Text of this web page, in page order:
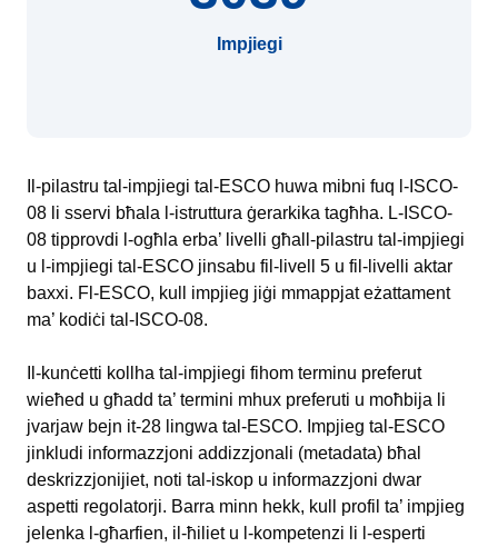
Impjiegi
Il-pilastru tal-impjiegi tal-ESCO huwa mibni fuq l-ISCO-
08 li sservi bħala l-istruttura ġerarkika tagħha. L-ISCO-
08 tipprovdi l-ogħla erba’ livelli għall-pilastru tal-impjiegi
u l-impjiegi tal-ESCO jinsabu fil-livell 5 u fil-livelli aktar
baxxi. Fl-ESCO, kull impjieg jiġi mmappjat eżattament
ma’ kodiċi tal-ISCO-08.
Il-kunċetti kollha tal-impjiegi fihom terminu preferut
wieħed u għadd ta’ termini mhux preferuti u moħbija li
jvarjaw bejn it-28 lingwa tal-ESCO. Impjieg tal-ESCO
jinkludi informazzjoni addizzjonali (metadata) bħal
deskrizzjonijiet, noti tal-iskop u informazzjoni dwar
aspetti regolatorji. Barra minn hekk, kull profil ta’ impjieg
jelenka l-għarfien, il-ħiliet u l-kompetenzi li l-esperti